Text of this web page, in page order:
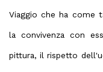
Viaggio che ha come
la convivenza con
pittura, il rispetto